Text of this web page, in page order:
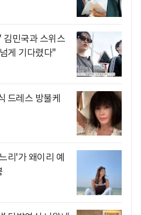
김민국과 스위스
게 기다렸다"
드레스 방불케
리'가 왜이리 예